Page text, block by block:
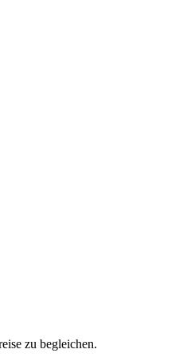
zu begleichen.